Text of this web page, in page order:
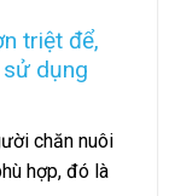
triệt để,
sử dụng
chăn nuôi
hợp, đó là